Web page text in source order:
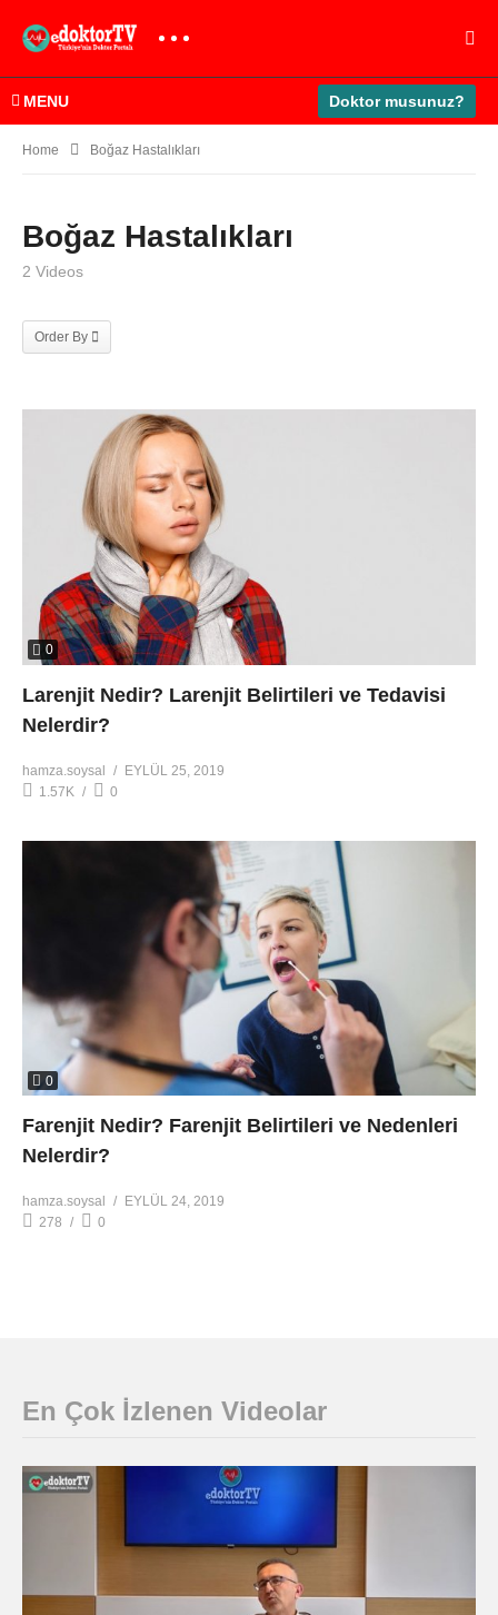
MENU Doktor musunuz?
Home Boğaz Hastalıkları
Boğaz Hastalıkları
2 Videos
Order By
0
Larenjit Nedir? Larenjit Belirtileri ve Tedavisi
Nelerdir?
hamza.soysal
EYLÜL 25, 2019
1.57K
0
0
Farenjit Nedir? Farenjit Belirtileri ve Nedenleri
Nelerdir?
hamza.soysal
EYLÜL 24, 2019
278
0
En Çok İzlenen Videolar